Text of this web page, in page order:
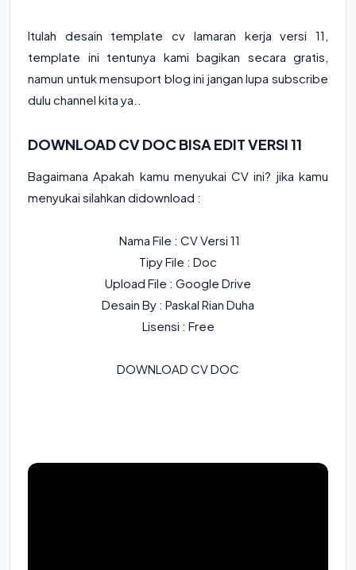
Itulah desain template cv lamaran kerja versi 11,
template ini tentunya kami bagikan secara gratis,
namun untuk mensuport blog ini jangan lupa subscribe
dulu channel kita ya..
DOWNLOAD CV DOC BISA EDIT VERSI 11
Bagaimana Apakah kamu menyukai CV ini? jika kamu
menyukai silahkan didownload :
Nama File : CV Versi 11
Tipy File : Doc
Upload File : Google Drive
Desain By : Paskal Rian Duha
Lisensi : Free
DOWNLOAD CV DOC